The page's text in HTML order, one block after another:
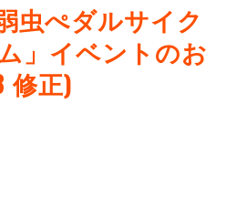
虫ぺダルサイク
」イベントのお
修正)